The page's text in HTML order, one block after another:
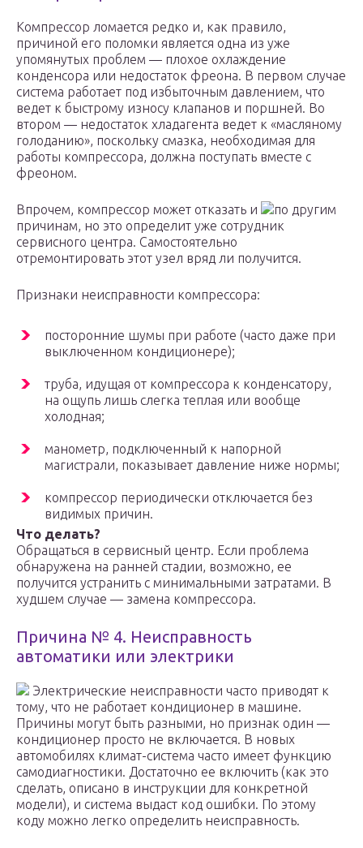
Компрессор ломается редко и, как правило,
причиной его поломки является одна из уже
упомянутых проблем — плохое охлаждение
конденсора или недостаток фреона. В первом случае
система работает под избыточным давлением, что
ведет к быстрому износу клапанов и поршней. Во
втором — недостаток хладагента ведет к «масляному
голоданию», поскольку смазка, необходимая для
работы компрессора, должна поступать вместе с
фреоном.
Впрочем, компрессор может отказать и
по другим
причинам, но это определит уже сотрудник
сервисного центра. Самостоятельно
отремонтировать этот узел вряд ли получится.
Признаки неисправности компрессора:
посторонние шумы при работе (часто даже при
выключенном кондиционере);
труба, идущая от компрессора к конденсатору,
на ощупь лишь слегка теплая или вообще
холодная;
манометр, подключенный к напорной
магистрали, показывает давление ниже нормы;
компрессор периодически отключается без
видимых причин.
Что делать?
Обращаться в сервисный центр. Если проблема
обнаружена на ранней стадии, возможно, ее
получится устранить с минимальными затратами. В
худшем случае — замена компрессора.
Причина № 4. Неисправность
автоматики или электрики
Электрические неисправности часто приводят к
тому, что не работает кондиционер в машине.
Причины могут быть разными, но признак один —
кондиционер просто не включается. В новых
автомобилях климат-система часто имеет функцию
самодиагностики. Достаточно ее включить (как это
сделать, описано в инструкции для конкретной
модели), и система выдаст код ошибки. По этому
коду можно легко определить неисправность.